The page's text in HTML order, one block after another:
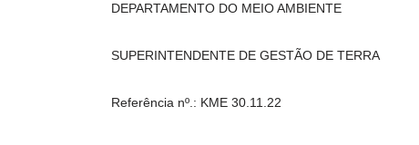
DEPARTAMENTO DO MEIO AMBIENTE
SUPERINTENDENTE DE GESTÃO DE TERRA
Referência nº.: KME 30.11.22